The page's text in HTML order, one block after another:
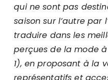
qui ne sont pas
saison sur l’autre par
traduire dans les
perçues de la mode
1), en proposant à la
représentatifs et